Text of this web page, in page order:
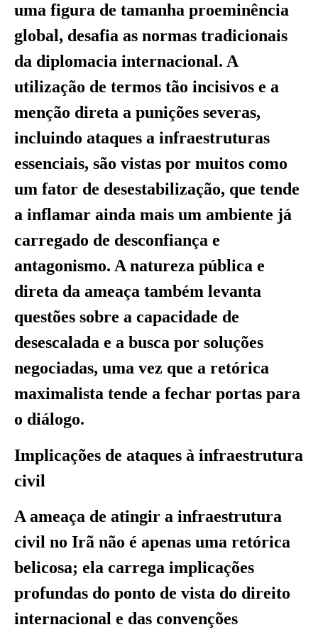
uma figura de tamanha proeminência
global, desafia as normas tradicionais
da diplomacia internacional. A
utilização de termos tão incisivos e a
menção direta a punições severas,
incluindo ataques a infraestruturas
essenciais, são vistas por muitos como
um fator de desestabilização, que tende
a inflamar ainda mais um ambiente já
carregado de desconfiança e
antagonismo. A natureza pública e
direta da ameaça também levanta
questões sobre a capacidade de
desescalada e a busca por soluções
negociadas, uma vez que a retórica
maximalista tende a fechar portas para
o diálogo.
Implicações de ataques à infraestrutura
civil
A ameaça de atingir a infraestrutura
civil no Irã não é apenas uma retórica
belicosa; ela carrega implicações
profundas do ponto de vista do direito
internacional e das convenções